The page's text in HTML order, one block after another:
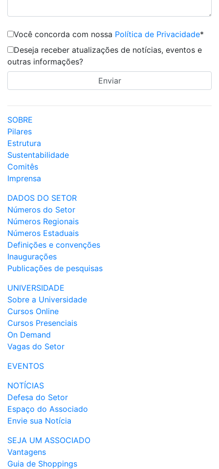
Você concorda com nossa Política de Privacidade*
Deseja receber atualizações de notícias, eventos e
outras informações?
SOBRE
Pilares
Estrutura
Sustentabilidade
Comitês
Imprensa
DADOS DO SETOR
Números do Setor
Números Regionais
Números Estaduais
Definições e convenções
Inaugurações
Publicações de pesquisas
UNIVERSIDADE
Sobre a Universidade
Cursos Online
Cursos Presenciais
On Demand
Vagas do Setor
EVENTOS
NOTÍCIAS
Defesa do Setor
Espaço do Associado
Envie sua Notícia
SEJA UM ASSOCIADO
Vantagens
Guia de Shoppings